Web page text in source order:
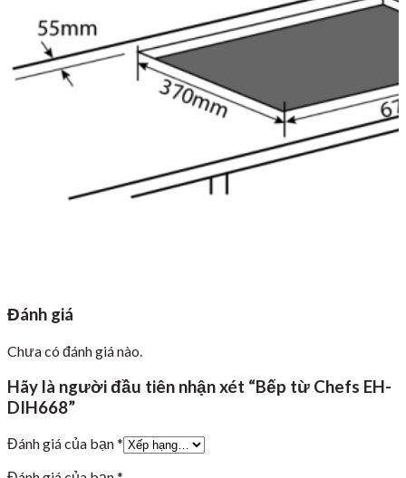
Đánh giá
Chưa có đánh giá nào.
Hãy là người đầu tiên nhận xét “Bếp từ Chefs EH-
DIH668”
Đánh giá của bạn*